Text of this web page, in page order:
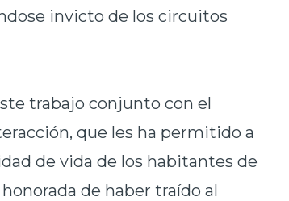
invicto de los circuitos
trabajo conjunto con el
que les ha permitido a
de vida de los habitantes de
de haber traído al